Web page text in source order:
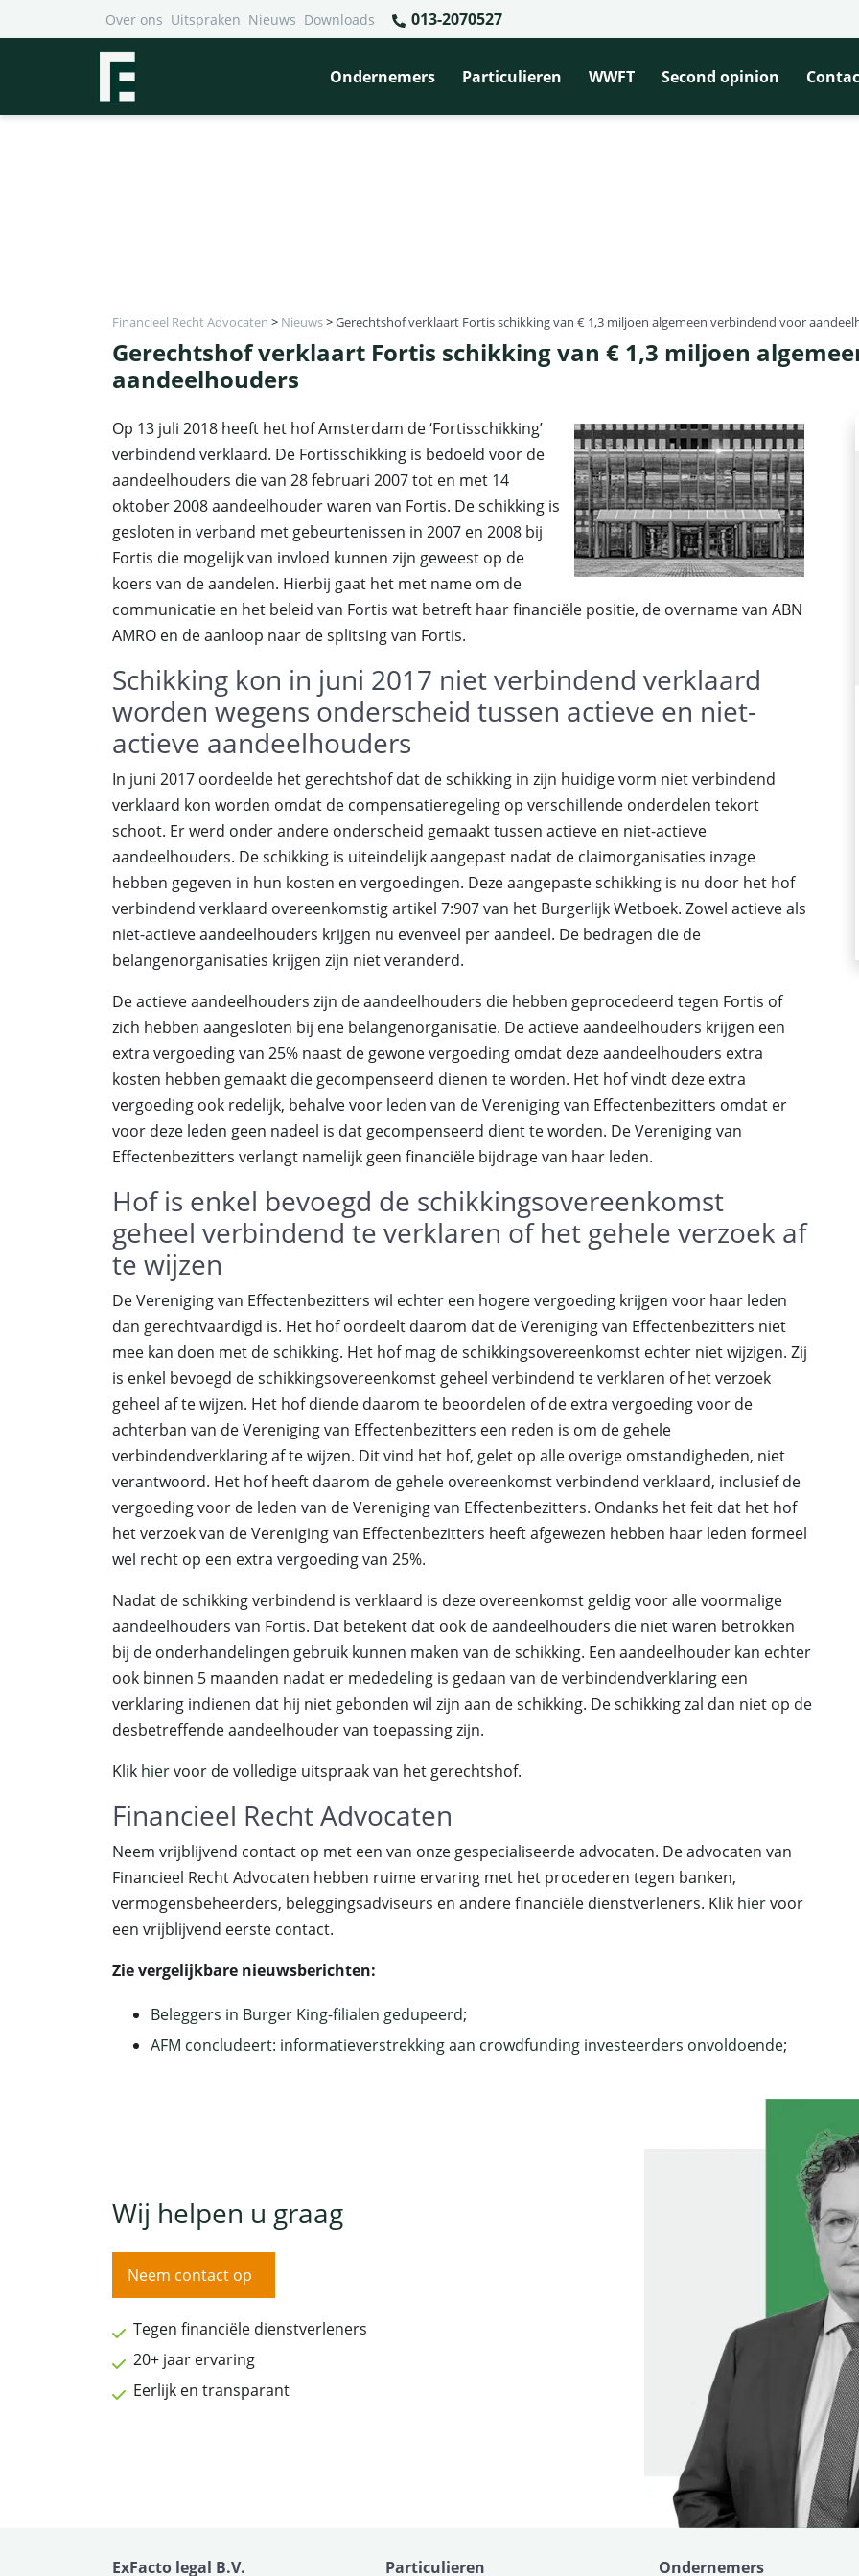
Over ons Uitspraken Nieuws Downloads 013-2070527
Ondernemers Particulieren WWFT Second opinion
Financieel Recht Advocaten > Nieuws>Gerechtshof verklaart Fortis schikking van € 1,3 miljoen algemeen verbindend voor
Gerechtshof verklaart Fortis schikking van € 1,3 miljoen
aandeelhouders
Op 13 juli 2018 heeft het hof Amsterdam de ‘Fortisschikking’
verbindend verklaard. De Fortisschikking is bedoeld voor de
aandeelhouders die van 28 februari 2007 tot en met 14
oktober 2008 aandeelhouder waren van Fortis. De schikking is
gesloten in verband met gebeurtenissen in 2007 en 2008 bij
Fortis die mogelijk van invloed kunnen zijn geweest op de
koers van de aandelen. Hierbij gaat het met name om de
communicatie en het beleid van Fortis wat betreft haar financiële positie, de overname van ABN
AMRO en de aanloop naar de splitsing van Fortis.
Schikking kon in juni 2017 niet verbindend verklaard
worden wegens onderscheid tussen actieve en niet-
actieve aandeelhouders
In juni 2017 oordeelde het gerechtshof dat de schikking in zijn huidige vorm niet verbindend
verklaard kon worden omdat de compensatieregeling op verschillende onderdelen tekort
schoot. Er werd onder andere onderscheid gemaakt tussen actieve en niet-actieve
aandeelhouders. De schikking is uiteindelijk aangepast nadat de claimorganisaties inzage
hebben gegeven in hun kosten en vergoedingen. Deze aangepaste schikking is nu door het hof
verbindend verklaard overeenkomstig artikel 7:907 van het Burgerlijk Wetboek. Zowel actieve als
niet-actieve aandeelhouders krijgen nu evenveel per aandeel. De bedragen die de
belangenorganisaties krijgen zijn niet veranderd.
De actieve aandeelhouders zijn de aandeelhouders die hebben geprocedeerd tegen Fortis of
zich hebben aangesloten bij ene belangenorganisatie. De actieve aandeelhouders krijgen een
extra vergoeding van 25% naast de gewone vergoeding omdat deze aandeelhouders extra
kosten hebben gemaakt die gecompenseerd dienen te worden. Het hof vindt deze extra
vergoeding ook redelijk, behalve voor leden van de Vereniging van Effectenbezitters omdat er
voor deze leden geen nadeel is dat gecompenseerd dient te worden. De Vereniging van
Effectenbezitters verlangt namelijk geen financiële bijdrage van haar leden.
Hof is enkel bevoegd de schikkingsovereenkomst
geheel verbindend te verklaren of het gehele verzoek af
te wijzen
De Vereniging van Effectenbezitters wil echter een hogere vergoeding krijgen voor haar leden
dan gerechtvaardigd is. Het hof oordeelt daarom dat de Vereniging van Effectenbezitters niet
mee kan doen met de schikking. Het hof mag de schikkingsovereenkomst echter niet wijzigen. Zij
is enkel bevoegd de schikkingsovereenkomst geheel verbindend te verklaren of het verzoek
geheel af te wijzen. Het hof diende daarom te beoordelen of de extra vergoeding voor de
achterban van de Vereniging van Effectenbezitters een reden is om de gehele
verbindendverklaring af te wijzen. Dit vind het hof, gelet op alle overige omstandigheden, niet
verantwoord. Het hof heeft daarom de gehele overeenkomst verbindend verklaard, inclusief de
vergoeding voor de leden van de Vereniging van Effectenbezitters. Ondanks het feit dat het hof
het verzoek van de Vereniging van Effectenbezitters heeft afgewezen hebben haar leden formeel
wel recht op een extra vergoeding van 25%.
Nadat de schikking verbindend is verklaard is deze overeenkomst geldig voor alle voormalige
aandeelhouders van Fortis. Dat betekent dat ook de aandeelhouders die niet waren betrokken
bij de onderhandelingen gebruik kunnen maken van de schikking. Een aandeelhouder kan echter
ook binnen 5 maanden nadat er mededeling is gedaan van de verbindendverklaring een
verklaring indienen dat hij niet gebonden wil zijn aan de schikking. De schikking zal dan niet op de
desbetreffende aandeelhouder van toepassing zijn.
Klik hiervoor de volledige uitspraak van het gerechtshof.
Financieel Recht Advocaten
Neem vrijblijvend contact op met een van onze gespecialiseerde advocaten. De advocaten van
Financieel Recht Advocaten hebben ruime ervaring met het procederen tegen banken,
vermogensbeheerders, beleggingsadviseurs en andere financiële dienstverleners. Klik hiervoor
een vrijblijvend eerste contact.
Zie vergelijkbare nieuwsberichten:
Beleggers in Burger King-filialen gedupeerd;
AFM concludeert: informatieverstrekking aan crowdfunding investeerders onvoldoende;
Wij helpen u graag
Neem contact op
Tegen financiële dienstverleners
20+ jaar ervaring
Eerlijk en transparant
ExFacto legal B.V. Particulieren Ondernemers